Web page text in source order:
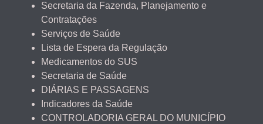
Secretaria da Fazenda, Planejamento e
Contratações
Serviços de Saúde
Lista de Espera da Regulação
Medicamentos do SUS
Secretaria de Saúde
DIÁRIAS E PASSAGENS
Indicadores da Saúde
CONTROLADORIA GERAL DO MUNICÍPIO